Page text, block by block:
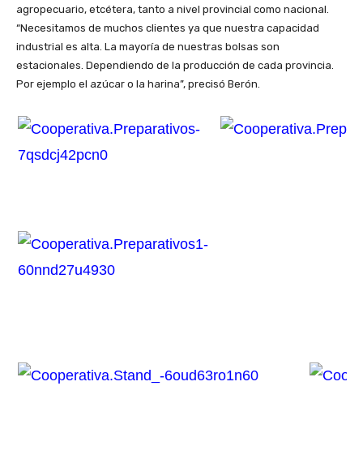
agropecuario, etcétera, tanto a nivel provincial como nacional.
“Necesitamos de muchos clientes ya que nuestra capacidad
industrial es alta. La mayoría de nuestras bolsas son
estacionales. Dependiendo de la producción de cada provincia.
Por ejemplo el azúcar o la harina”, precisó Berón.